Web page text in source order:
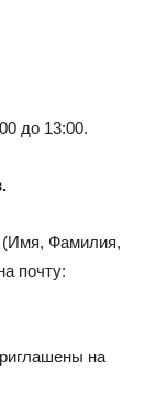
до 13:00.
(Имя, Фамилия,
почту:
на